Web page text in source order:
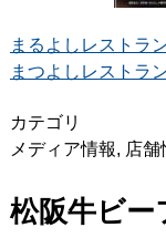
まるよしレストラ
まつよしレストラ
カテゴリ
メディア情報, 店舗
松阪牛ビ